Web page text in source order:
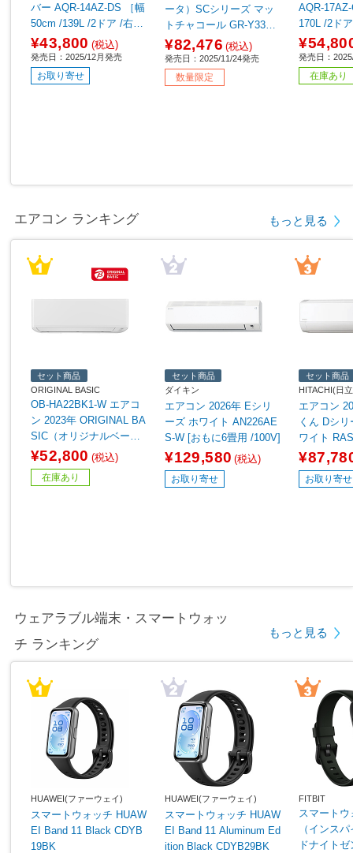
バー AQR-14AZ-DS ［幅
50cm /139L /2ドア /右開
きタイプ /2025年］
¥43,800 (税込)
発売日：2025/12月発売
お取り寄せ
ータ）SCシリーズ マッ
トチャコール GR-Y33SC
(KZ) ［幅60cm /326L /3
ドア /右開きタイプ /202
5年］【基本設置料金セ
ット】
¥82,476 (税込)
発売日：2025/11/24発売
数量限定
AQR-
170L /2ド
プ /2025年
発売日：
在庫あり
エアコン ランキング もっと見る
セット商品
ORIGINAL BASIC
OB-HA22BK1-W エアコ
ン 2023年 ORIGINAL BA
SIC（オリジナルベーシ
ック） ホワイト [おもに
6畳用 /100V]
¥52,800 (税込)
在庫あり
セット商品
ダイキン
エアコン 2026年 Eシリ
ーズ ホワイト AN226AE
S-W [おもに6畳用 /100V]
¥129,580 (税込)
お取り寄せ
セット商品
HITACHI(日
エアコン
くん Dシ
ワイト
[おもに6畳
お取り寄せ
ウェアラブル端末・スマートウォッ
チ ランキング
もっと見る
HUAWEI(ファーウェイ)
スマートウォッチ HUAW
EI Band 11 Black CDYB
19BK
HUAWEI(ファーウェイ)
スマートウォッチ HUAW
EI Band 11 Aluminum Ed
ition Black CDYB29BK
FITBIT
スマート
（インスパ
ドナイト